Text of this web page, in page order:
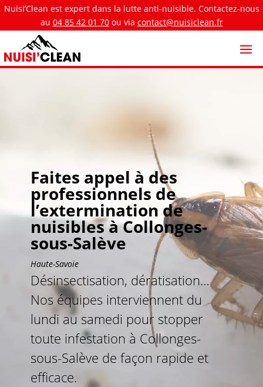
Nuisi’Clean est expert dans la lutte anti-nuisible. Contactez-nous
au 04 85 42 01 70ou via contact@nuisiclean.fr
Faites appel à des
professionnels de
l’extermination de
nuisibles à Collonges-
sous-Salève
Haute-Savoie
Désinsectisation, dératisation…
Nos équipes interviennent du
lundi au samedi pour stopper
toute infestation à Collonges-
sous-Salève de façon rapide et
efficace.